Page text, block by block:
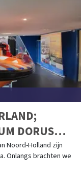
DORUS
Noord-Holland zijn
Onlangs brachten we